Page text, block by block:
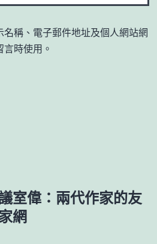
名稱、電子郵件地址及個人網站網
時使用。
室偉：兩代作家的友
網